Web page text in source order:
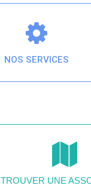
NOS SERVICES
TROUVER UNE